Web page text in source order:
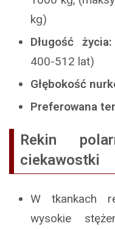
kg)
Długość życia:
400-512 lat)
Głębokość
Preferowana
Rekin
ciekawostki
W tkankach
wysokie